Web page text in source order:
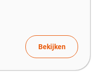
Bekijken